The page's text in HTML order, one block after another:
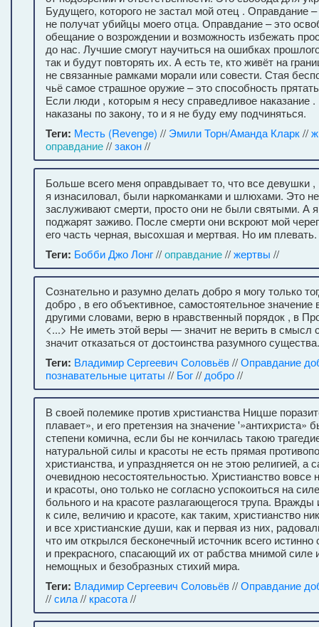
Будущего, которого не застал мой отец . Оправдание –
не получат убийцы моего отца. Оправдание – это
обещание о возрождении и возможность избежать
до нас. Лучшие смогут научиться на ошибках
так и будут повторять их. А есть те, кто живёт на
не связанные рамками морали или совести. Стая
чьё самое страшное оружие – это способность
Если люди , которым я несу справедливое наказание
наказаны по закону, то и я не буду ему подчиняться.
Теги: Месть (Revenge) // Эмили Торн/Аманда Кларк//
оправдание//закон//
Больше всего меня оправдывает то, что все девушки ,
я изнасиловал, были наркоманками и шлюхами. Это
заслуживают смерти, просто они не были святыми. А
поджарят заживо. После смерти они вскроют мой
его часть черная, высохшая и мертвая. Но им плевать.
Теги: Бобби Джо Лонг//оправдание//жертвы //
Сознательно и разумно делать добро я могу только
добро , в его объективное, самостоятельное значение
другими словами, верю в нравственный порядок , в
<...> Не иметь этой веры — значит не верить в смысл
значит отказаться от достоинства разумного существа.
Теги: Владимир Сергеевич Соловьёв//Оправдание
познавательные цитаты // Бог// добро//
В своей полемике против христианства Ницше
плавает», и его претензия на значение '»антихриста»
степени комична, если бы не кончилась такою
натуральной силы и красоты не есть прямая
христианства, и упраздняется он не этою религией, а
очевидною несостоятельностью. Христианство вовсе
и красоты, оно только не согласно успокоиться на
больного и на красоте разлагающегося трупа. Вражды
к силе, величию и красоте, как таким, христианство
и все христианские души, как и первая из них,
что им открылся бесконечный источник всего истинно
и прекрасного, спасающий их от рабства мнимой
немощных и безобразных стихий мира.
Теги: Владимир Сергеевич Соловьёв//Оправдание
//сила// красота//